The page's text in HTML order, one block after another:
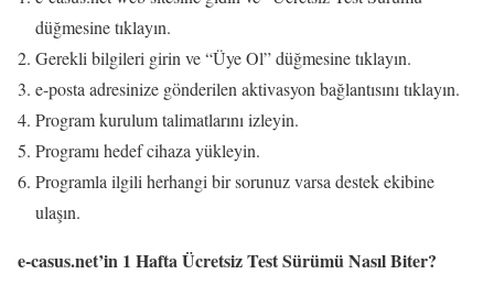
düğmesine tıklayın.
Gerekli bilgileri girin ve “Üye Ol” düğmesine tıklayın.
e-posta adresinize gönderilen aktivasyon bağlantısını tıklayın.
Program kurulum talimatlarını izleyin.
Programı hedef cihaza yükleyin.
Programla ilgili herhangi bir sorunuz varsa destek ekibine
ulaşın.
e-casus.net’in 1 Hafta Ücretsiz Test Sürümü Nasıl Biter?